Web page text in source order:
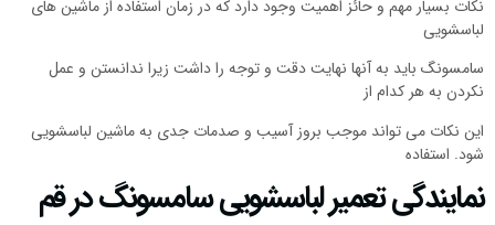
نکات بسیار مهم و حائز اهمیت وجود دارد که در زمان استفاده از ماشین های
لباسشویی
سامسونگ باید به آنها نهایت دقت و توجه را داشت زیرا ندانستن و عمل
نکردن به هر کدام از
این نکات می تواند موجب بروز آسیب و صدمات جدی به ماشین لباسشویی
شود. استفاده
نمایندگی تعمیر لباسشویی سامسونگ در قم